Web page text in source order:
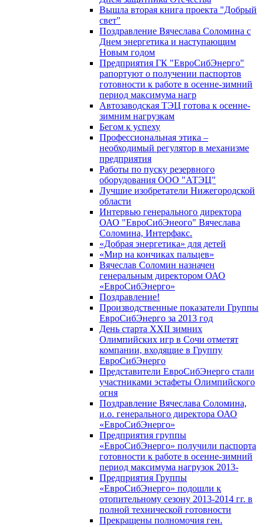
Вышла вторая книга проекта "Добрый
свет"
Поздравление Вячеслава Соломина с
Днем энергетика и наступающим
Новым годом
Предприятия ГК "ЕвроСибЭнерго"
рапортуют о получении паспортов
готовности к работе в осенне-зимний
период максимума нагр
Автозаводская ТЭЦ готова к осенне-
зимним нагрузкам
Бегом к успеху
Профессиональная этика –
необходимый регулятор в механизме
предприятия
Работы по пуску резервного
оборудования ООО "АТЭЦ"
Лучшие изобретатели Нижегородской
области
Интервью генерального директора
ОАО "ЕвроСибЭнеого" Вячеслава
Соломина, Интерфакс.
«Добрая энергетика» для детей
«Мир на кончиках пальцев»
Вячеслав Соломин назначен
генеральным директором ОАО
«ЕвроСибЭнерго»
Поздравление!
Производственные показатели Группы
ЕвроСибЭнерго за 2013 год
День старта XXII зимних
Олимпийских игр в Сочи отметят
компании, входящие в Группу
ЕвроСибЭнерго
Представители ЕвроСибЭнерго стали
участниками эстафеты Олимпийского
огня
Поздравление Вячеслава Соломина,
и.о. генерального директора ОАО
«ЕвроСибЭнерго»
Предприятия группы
«ЕвроСибЭнерго» получили паспорта
готовности к работе в осенне-зимний
период максимума нагрузок 2013-
Предприятия Группы
«ЕвроСибЭнерго» подошли к
отопительному сезону 2013-2014 гг. в
полной технической готовности
Прекращены полномочия ген.